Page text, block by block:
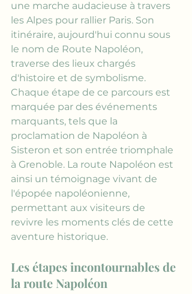
une marche audacieuse à travers
les Alpes pour rallier Paris. Son
itinéraire, aujourd'hui connu sous
le nom de Route Napoléon,
traverse des lieux chargés
d'histoire et de symbolisme.
Chaque étape de ce parcours est
marquée par des événements
marquants, tels que la
proclamation de Napoléon à
Sisteron et son entrée triomphale
à Grenoble. La route Napoléon est
ainsi un témoignage vivant de
l'épopée napoléonienne,
permettant aux visiteurs de
revivre les moments clés de cette
aventure historique.
Les étapes incontournables de
la route Napoléon